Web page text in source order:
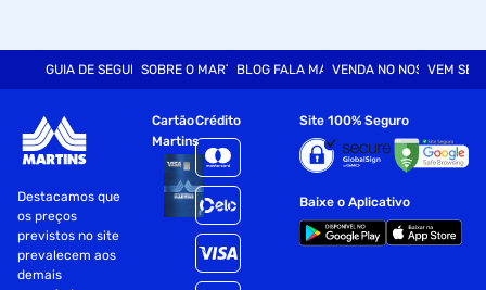
GUIA DE SEGURANÇASOBRE O MARTINSBLOG FALA MARTVENDA NO NOSSO SITE
VEM SER
Destacamos que
os preços
previstos no site
prevalecem aos
demais
Cartão
Martins
Crédito Site 100% Seguro
Baixe o Aplicativo